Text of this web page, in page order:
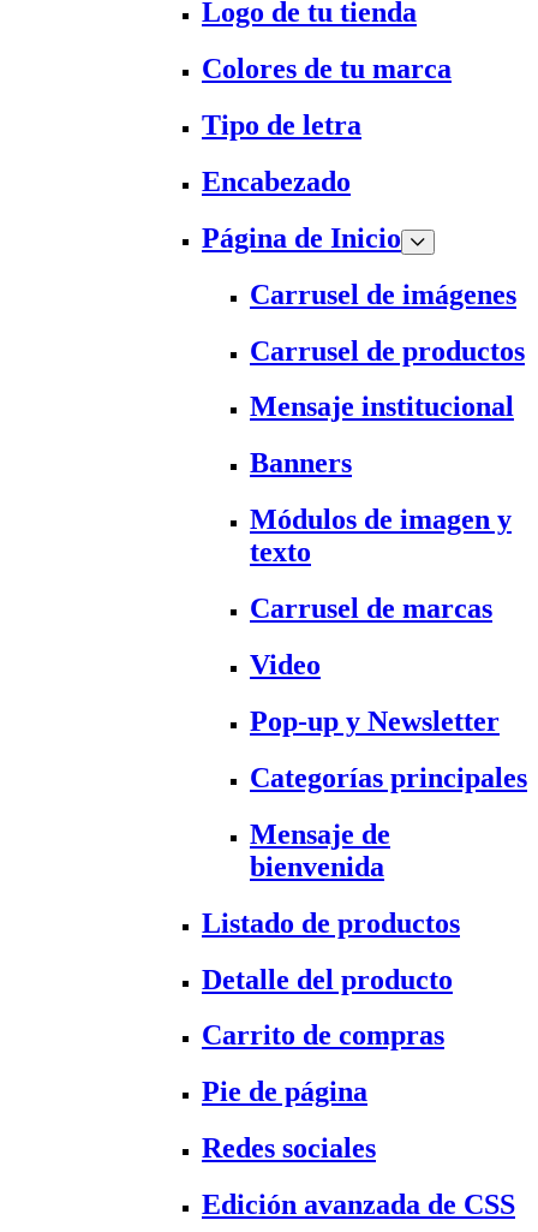
Logo de tu tienda
Colores de tu marca
Tipo de letra
Encabezado
Página de Inicio
Carrusel de imágenes
Carrusel de productos
Mensaje institucional
Banners
Módulos de imagen y
texto
Carrusel de marcas
Video
Pop-up y Newsletter
Categorías principales
Mensaje de
bienvenida
Listado de productos
Detalle del producto
Carrito de compras
Pie de página
Redes sociales
Edición avanzada de CSS